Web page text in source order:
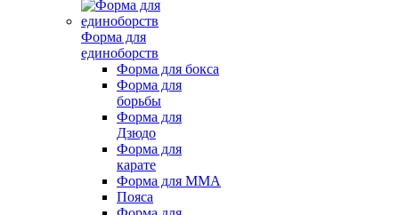
Форма для
единоборств
Форма для бокса
Форма для
борьбы
Форма для
Дзюдо
Форма для
карате
Форма для MMA
Пояса